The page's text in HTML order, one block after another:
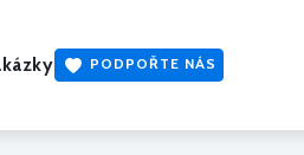
PODPOŘTE NÁS